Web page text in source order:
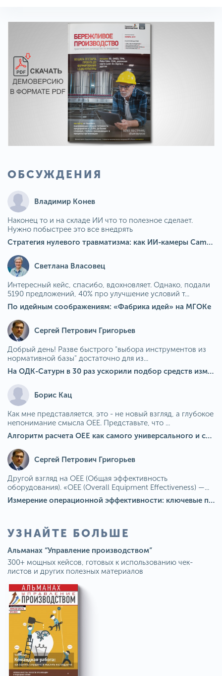
ОБСУЖДЕНИЯ
Владимир Конев
Наконец то и на складе ИИ что то полезное сделает.
Нужно побыстрее это все внедрять
Стратегия нулевого травматизма: как ИИ-камеры Camkord снижают риск наезда на пешехода при работе на погрузчике
Светлана Власовец
Интересный кейс, спасибо, вдохновляет. Однако, подали
5190 предложений, 40% про улучшение условий т...
По идейным соображениям: «Фабрика идей» на МГОКе
Сергей Петрович Григорьев
Добрый день! Разве быстрого "выбора инструментов из
нормативной базы" достаточно для из...
На ОДК-Сатурн в 30 раз ускорили подбор средств измерения для контроля качества продукции
Борис Кац
Как мне представляется, это - не новый взгляд, а глубокое
непонимание смысла OEE. Представьте, что ...
Алгоритм расчета ОЕЕ как самого универсального и современного показателя эффективности оборудования в мире
Сергей Петрович Григорьев
Другой взгляд на OEE (Общая эффективность
оборудования). «OEE (Overall Equipment Effectiveness) —...
Измерение операционной эффективности: ключевые показатели для непрерывного совершенствования
УЗНАЙТЕ БОЛЬШЕ
Альманах “Управление производством”
300+ мощных кейсов, готовых к использованию чек-
листов и других полезных материалов